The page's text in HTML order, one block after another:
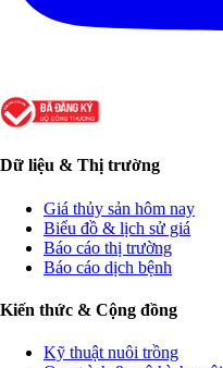
Dữ liệu & Thị trường
Giá thủy sản hôm nay
Biểu đồ & lịch sử giá
Báo cáo thị trường
Báo cáo dịch bệnh
Kiến thức & Cộng đồng
Kỹ thuật nuôi trồng